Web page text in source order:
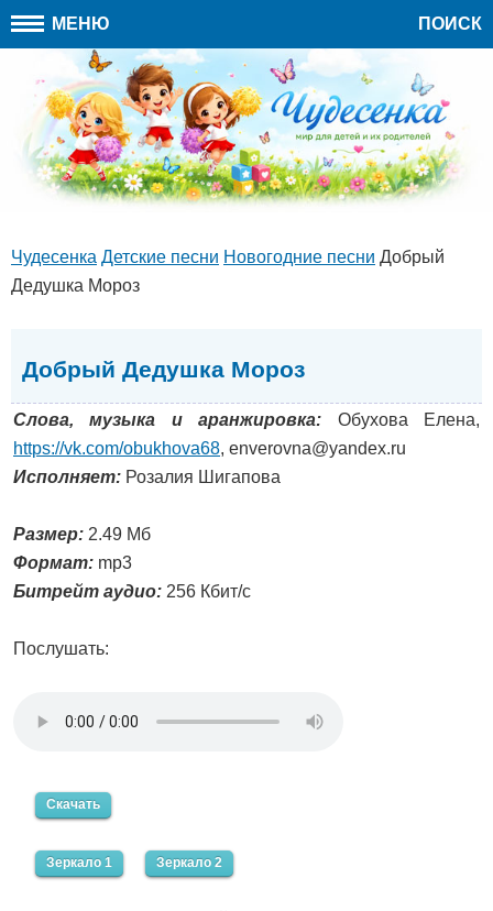
МЕНЮ ПОИСК
Чудесенка Детские песни Новогодние песни Добрый
Дедушка Мороз
Добрый Дедушка Мороз
Слова, музыка и аранжировка: Обухова Елена,
https://vk.com/obukhova68, enverovna@yandex.ru
Исполняет: Розалия Шигапова
Размер: 2.49 Мб
Формат: mp3
Битрейт аудио: 256 Кбит/с
Послушать:
Скачать
Зеркало 1 Зеркало 2